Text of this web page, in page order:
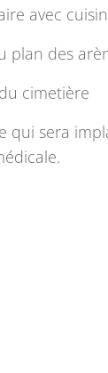
avec
plan des
cimetière
qui sera